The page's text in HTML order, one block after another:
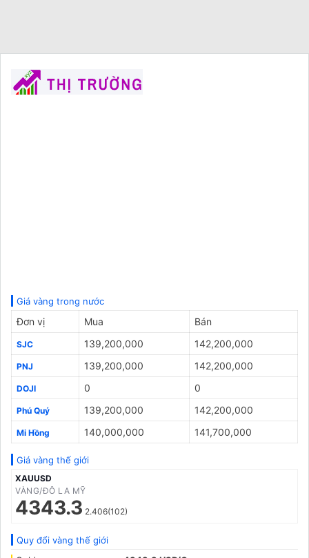
Giá vàng trong nước
Đơn vị Mua Bán
SJC 139,200,000 142,200,000
PNJ 139,200,000 142,200,000
DOJI 0 0
Phú Quý 139,200,000 142,200,000
Mi Hồng 140,000,000 141,700,000
Giá vàng thế giới
XAUUSD
VÀNG/ĐÔ LA MỸ
4343.3 2.406(102)
Quy đổi vàng thế giới